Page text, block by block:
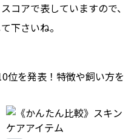
コアで表していますので、
下さいね。
位を発表！特徴や飼い方を